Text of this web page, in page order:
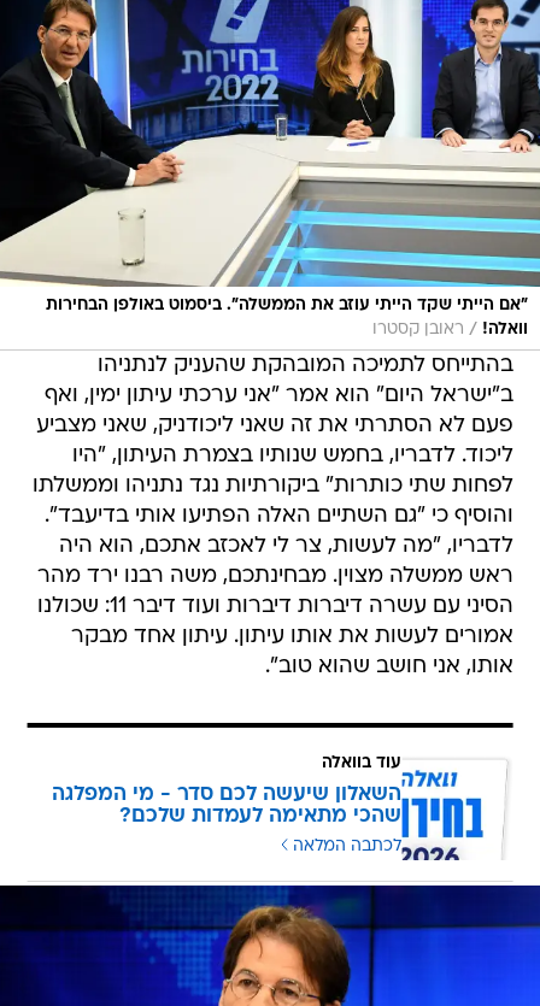
"אם הייתי שקד הייתי עוזב את הממשלה". ביסמוט באולפן הבחירות
וואלה! / ראובן קסטרו
בהתייחס לתמיכה המובהקת שהעניק לנתניהו
ב"ישראל היום" הוא אמר "אני ערכתי עיתון ימין, ואף
פעם לא הסתרתי את זה שאני ליכודניק, שאני מצביע
ליכוד. לדבריו, בחמש שנותיו בצמרת העיתון, "היו
לפחות שתי כותרות" ביקורתיות נגד נתניהו וממשלתו
והוסיף כי "גם השתיים האלה הפתיעו אותי בדיעבד".
לדבריו, "מה לעשות, צר לי לאכזב אתכם, הוא היה
ראש ממשלה מצוין. מבחינתכם, משה רבנו ירד מהר
הסיני עם עשרה דיברות דיברות ועוד דיבר 11: שכולנו
אמורים לעשות את אותו עיתון. עיתון אחד מבקר
אותו, אני חושב שהוא טוב".
עוד בוואלה
השאלון שיעשה לכם סדר - מי המפלגה
שהכי מתאימה לעמדות שלכם?
לכתבה המלאה